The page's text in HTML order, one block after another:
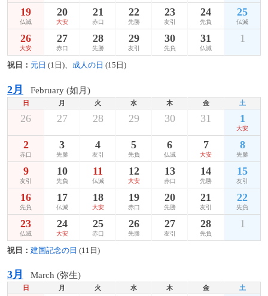
19
仏滅
20
大安
21
赤口
22
先勝
23
友引
24
先負
25
仏滅
26
大安
27
赤口
28
先勝
29
友引
30
先負
31
仏滅
1
祝日： 元日 (1日)、 成人の日 (15日)
2月 February (如月)
日 月 火 水 木 金 土
26 27 28 29 30 31 1
大安
2
赤口
3
先勝
4
友引
5
先負
6
仏滅
7
大安
8
先勝
9
友引
10
先負
11
仏滅
12
大安
13
赤口
14
先勝
15
友引
16
先負
17
仏滅
18
大安
19
赤口
20
先勝
21
友引
22
先負
23
仏滅
24
大安
25
赤口
26
先勝
27
友引
28
先負
1
祝日： 建国記念の日 (11日)
3月 March (弥生)
日 月 火 水 木 金 土